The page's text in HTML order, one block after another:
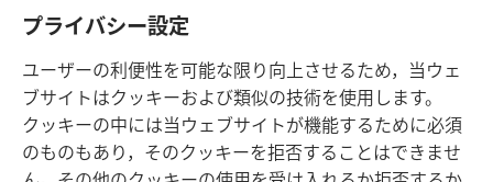
プライバシー設定
ユーザーの利便性を可能な限り向上させるため，当ウェ
ブサイトはクッキーおよび類似の技術を使用します。
クッキーの中には当ウェブサイトが機能するために必須
のものもあり，そのクッキーを拒否することはできませ
Pennsylvania.
利用規約| プライバシーに関する方針